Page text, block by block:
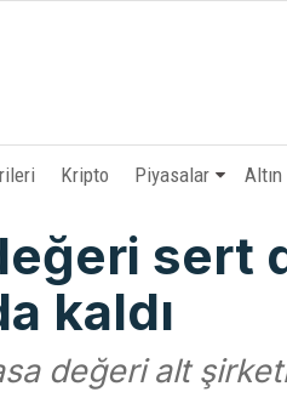
Kripto Piyasalar Altın
sert
kaldı
değeri alt